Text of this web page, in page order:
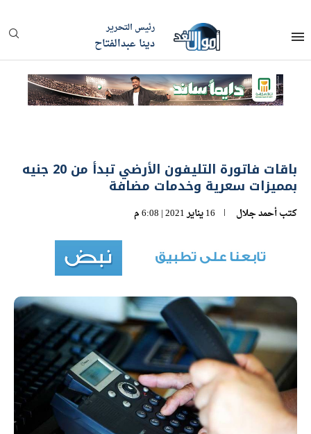
رئيس التحرير
دينا عبدالفتاح
باقات فاتورة التليفون الأرضي تبدأ من 20 جنيه
بمميزات سعرية وخدمات مضافة
كتبأحمد جلال 16 يناير 2021 | 6:08 م